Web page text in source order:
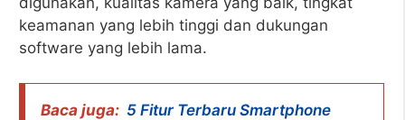
keamanan yang lebih tinggi dan dukungan
software yang lebih lama.
Baca juga: 5 Fitur Terbaru Smartphone